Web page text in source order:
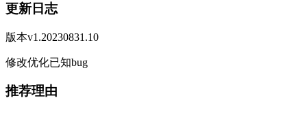
更新日志
版本v1.20230831.10
修改优化已知bug
推荐理由